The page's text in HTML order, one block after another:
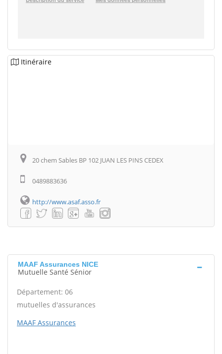
Itinéraire
20 chem Sables BP 102 JUAN LES PINS CEDEX
0489883636
http://www.asaf.asso.fr
MAAF Assurances NICE
Mutuelle Santé Sénior
Département: 06
mutuelles d'assurances
MAAF Assurances